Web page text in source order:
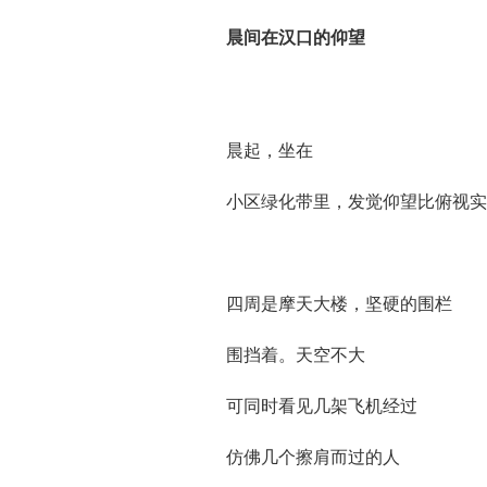
晨间在汉口的仰望
晨起，坐在
小区绿化带里，发觉仰望比俯视
四周是摩天大楼，坚硬的围栏
围挡着。天空不大
可同时看见几架飞机经过
仿佛几个擦肩而过的人